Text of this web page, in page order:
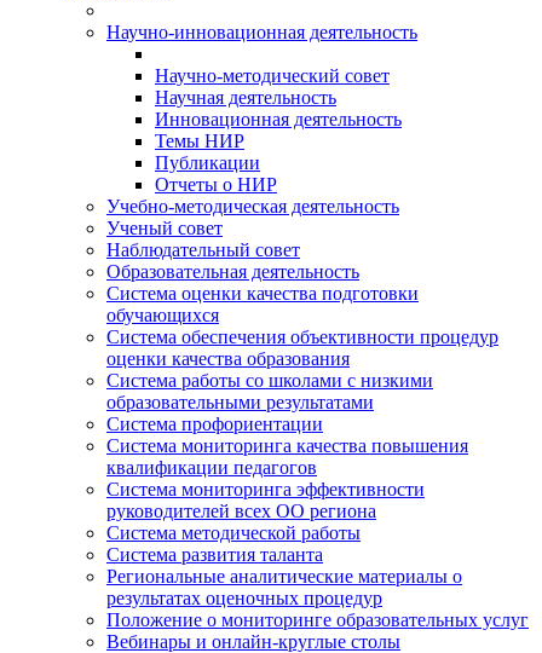
Научно-инновационная деятельность
Научно-методический совет
Научная деятельность
Инновационная деятельность
Темы НИР
Публикации
Отчеты о НИР
Учебно-методическая деятельность
Ученый совет
Наблюдательный совет
Образовательная деятельность
Система оценки качества подготовки
обучающихся
Система обеспечения объективности процедур
оценки качества образования
Система работы со школами с низкими
образовательными результатами
Система профориентации
Система мониторинга качества повышения
квалификации педагогов
Система мониторинга эффективности
руководителей всех ОО региона
Система методической работы
Система развития таланта
Региональные аналитические материалы о
результатах оценочных процедур
Положение о мониторинге образовательных услуг
Вебинары и онлайн-круглые столы